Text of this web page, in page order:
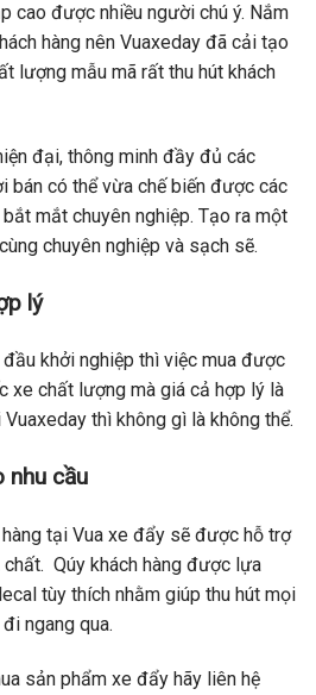
cao được nhiều người chú ý. Nắm
hàng nên Vuaxeday đã cải tạo
lượng mẫu mã rất thu hút khách
đại, thông minh đầy đủ các
bán có thể vừa chế biến được các
mắt chuyên nghiệp. Tạo ra một
chuyên nghiệp và sạch sẽ.
lý
khởi nghiệp thì việc mua được
xe chất lượng mà giá cả hợp lý là
thì không gì là không thể.
nhu cầu
hàng tại Vua xe đẩy sẽ được hỗ trợ
Qúy khách hàng được lựa
tùy thích nhằm giúp thu hút mọi
ngang qua.
sản phẩm xe đẩy hãy liên hệ